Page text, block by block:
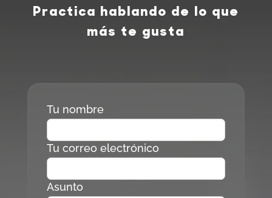
Practica hablando de lo que
más te gusta
Tu nombre
Tu correo electrónico
Asunto